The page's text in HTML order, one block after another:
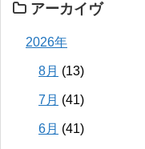
アーカイヴ
2026年
8月 (13)
7月 (41)
6月 (41)